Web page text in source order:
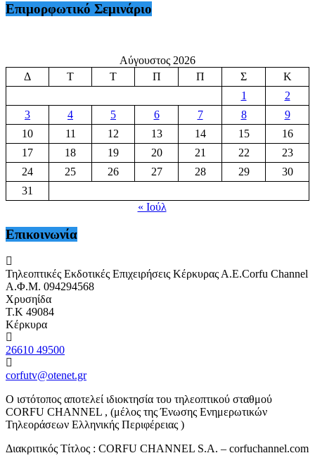
Επιμορφωτικό Σεμινάριο
Αύγουστος 2026
Δ
Τ Τ Π Π Σ
Κ
1
2
3
4 5 6 7 8
9
10
11 12 13 14 15
16
17
18 19 20 21 22
23
24
25 26 27 28 29
30
31
« Ιούλ
Επικοινωνία
Τηλεοπτικές Εκδοτικές Επιχειρήσεις Κέρκυρας Α.Ε.Corfu Channel
Α.Φ.Μ. 094294568
Χρυσηίδα
Τ.Κ 49084
Κέρκυρα
26610 49500
corfutv@otenet.gr
Ο ιστότοπος αποτελεί ιδιοκτησία του τηλεοπτικού σταθμού
CORFU CHANNEL , (μέλος της Ένωσης Ενημερωτικών
Τηλεοράσεων Ελληνικής Περιφέρειας )
Διακριτικός Τίτλος : CORFU CHANNEL S.A. – corfuchannel.com